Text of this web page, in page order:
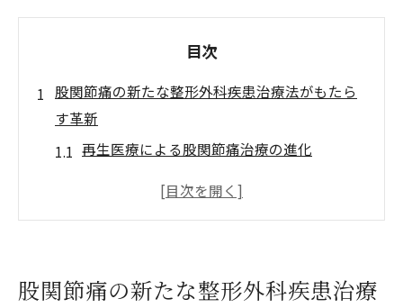
目次
股関節痛の新たな整形外科疾患治療法がもたら
す革新
再生医療による股関節痛治療の進化
細胞治療がもたらす股関節機能の回復
個別化医療が整形外科疾患治療を変える
股関節痛の新たな整形外科疾患治療